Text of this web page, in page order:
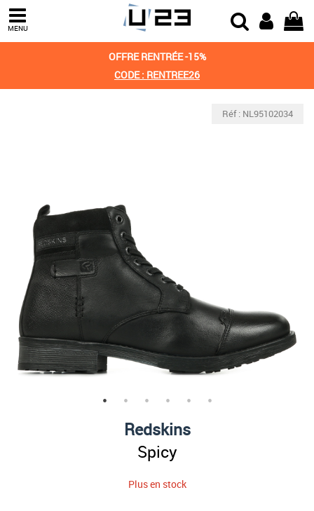
MENU
OFFRE RENTRÉE -15%
CODE : RENTREE26
Réf : NL95102034
Redskins
Spicy
Plus en stock